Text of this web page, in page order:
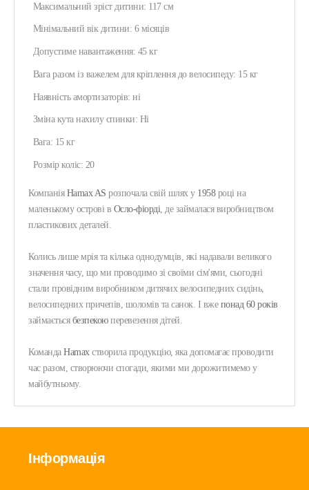
Максимальний зріст дитини: 117 см
Мінімальний вік дитини: 6 місяців
Допустиме навантаження: 45 кг
Вага разом із важелем для кріплення до велосипеду: 15 кг
Наявність амортизаторів: ні
Зміна кута нахилу спинки: Ні
Вага: 15 кг
Розмір коліс: 20
Компанія Hamax AS розпочала свій шлях у 1958 році на
маленькому острові в Осло-фіорді , де займалася виробництвом
пластикових деталей.
Колись лише мрія та кілька однодумців, які надавали великого
значення часу, що ми проводимо зі своїми сім'ями, сьогодні
стали провідним виробником дитячих велосипедних сидінь,
велосипедних причепів, шоломів та санок. І вже понад 60 років
займається безпекою перевезення дітей.
Команда Hamax створила продукцію, яка допомагає проводити
час разом, створюючи спогади, якими ми дорожитимемо у
майбутньому.
Інформація